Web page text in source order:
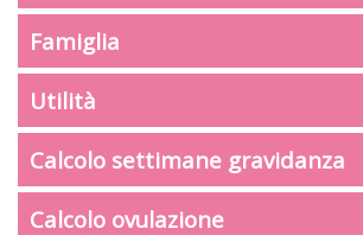
Famiglia
Utilità
Calcolo settimane gravidanza
Calcolo ovulazione